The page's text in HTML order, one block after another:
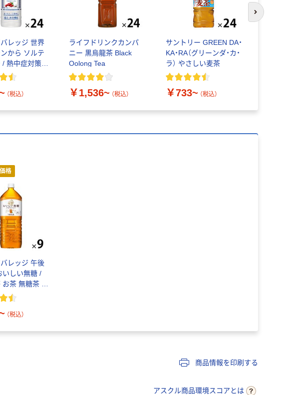
レッジ 世界
から ソルテ
熱中症対策飲
ドリンク 水
（税込）
ライフドリンクカンパ
ニー 黒烏龍茶 Black
Oolong Tea
￥1,536~ （税込）
サントリー GREEN DA・
KA・RA（グリーンダ・カ・
ラ） やさしい麦茶
￥733~ （税込）
次のスライド
格
レッジ 午後
いしい無糖 /
茶 無糖茶 ペ
アイスティ
（税込）
商品情報を印刷する
アスクル商品環境スコアとは